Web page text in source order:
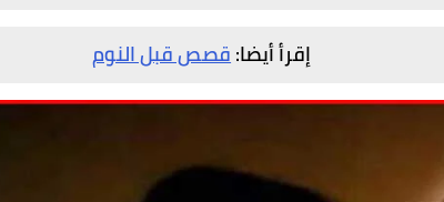
إقرأ أيضا:قصص قبل النوم